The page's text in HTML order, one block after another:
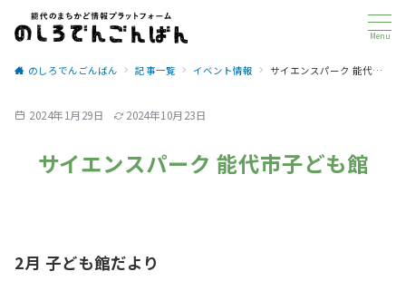
Menu
のしろでんごんばん 記事一覧 イベント情報 サイエンスパーク 能代市子ども館
2024年1月29日 2024年10月23日
サイエンスパーク 能代市子ども館
2月 子ども館だより